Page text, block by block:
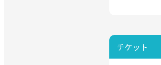
チケット